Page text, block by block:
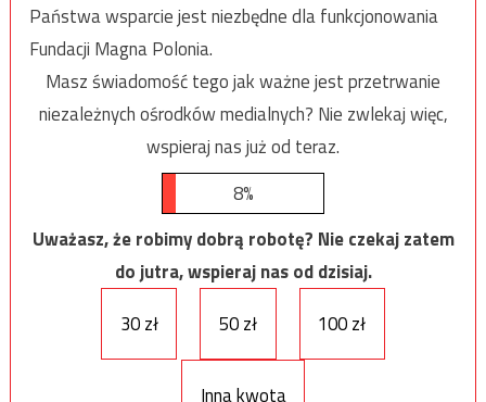
Państwa wsparcie jest niezbędne dla funkcjonowania
Fundacji Magna Polonia.
Masz świadomość tego jak ważne jest przetrwanie
niezależnych ośrodków medialnych? Nie zwlekaj więc,
wspieraj nas już od teraz.
8%
Uważasz, że robimy dobrą robotę? Nie czekaj zatem
do jutra, wspieraj nas od dzisiaj.
30 zł
50 zł 100 zł
Inna kwota